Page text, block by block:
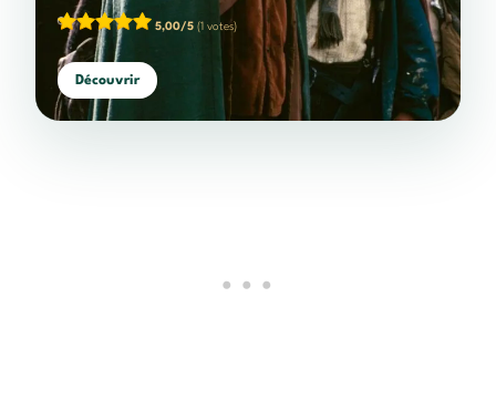
5,00/5 (1 votes)
Découvrir